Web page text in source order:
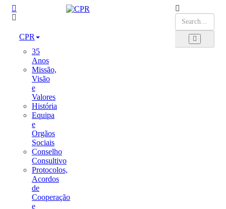
CPR
35
Anos
Missão,
Visão
e
Valores
História
Equipa
e
Orgãos
Sociais
Conselho
Consultivo
Protocolos,
Acordos
de
Cooperação
e